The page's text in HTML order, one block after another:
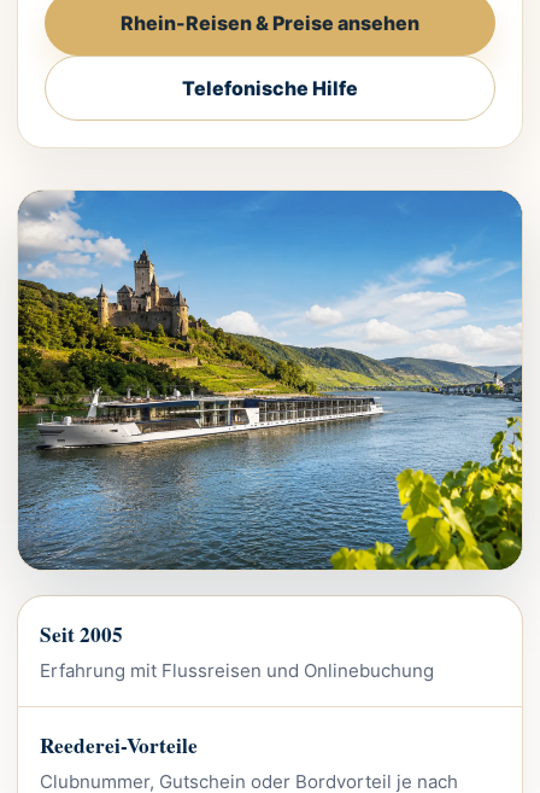
Rhein-Reisen & Preise ansehen
Telefonische Hilfe
Seit 2005
Erfahrung mit Flussreisen und Onlinebuchung
Reederei-Vorteile
Clubnummer, Gutschein oder Bordvorteil je nach